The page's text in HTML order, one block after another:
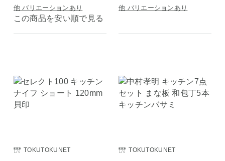
他 バリエーションあり
この商品を安い順で見る
他 バリエーションあり
TOKUTOKUNET TOKUTOKUNET